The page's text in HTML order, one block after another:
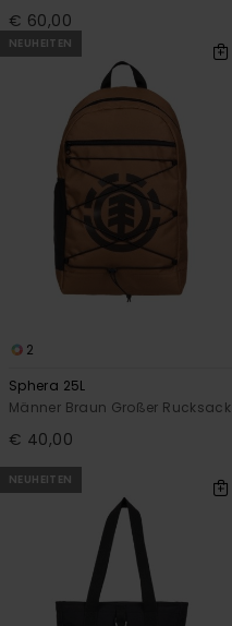
€ 60,00
NEUHEITEN
2
Sphera 25L
Männer Braun Großer Rucksack
€ 40,00
NEUHEITEN